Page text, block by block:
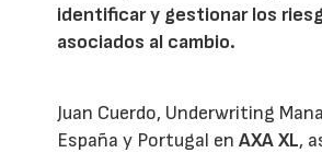
identificar y gestionar los
asociados al cambio.
Juan Cuerdo, Underwriting
España y Portugal enAXA XL,